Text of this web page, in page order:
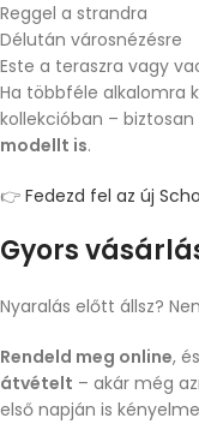
Reggel a strandra
Délután városnézésre
Este a teraszra vagy
Ha többféle alkalomra
kollekcióban – biztosan
modellt is.
👉 Fedezd fel az új
Gyors
Nyaralás előtt állsz?
Rendeld meg online,
átvételt – akár még
első napján is